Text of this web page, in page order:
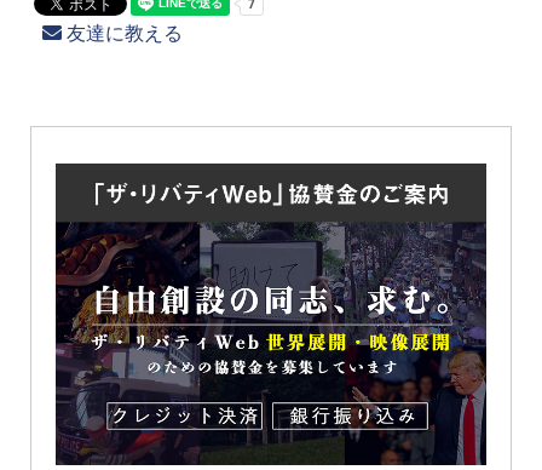
友達に教える